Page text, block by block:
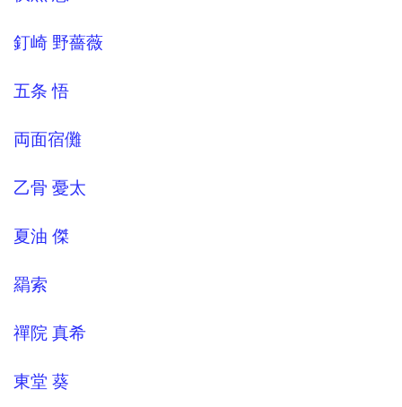
釘崎 野薔薇
五条 悟
両面宿儺
乙骨 憂太
夏油 傑
羂索
禪院 真希
東堂 葵